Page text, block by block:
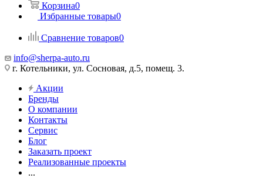
Корзина0
Избранные товары0
Сравнение товаров0
info@sherpa-auto.ru
г. Котельники, ул. Сосновая, д.5, помещ. 3.
Акции
Бренды
О компании
Контакты
Сервис
Блог
Заказать проект
Реализованные проекты
...